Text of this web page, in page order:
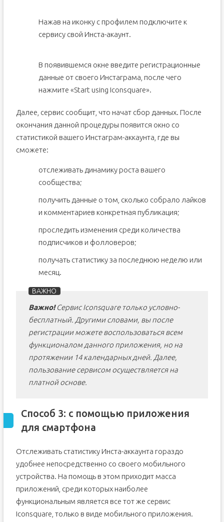
Нажав на иконку с профилем подключите к
сервису свой Инста-акаунт.
В появившемся окне введите регистрационные
данные от своего Инстаграма, после чего
нажмите «Start using Iconsquare».
Далее, сервис сообщит, что начат сбор данных. После
окончания данной процедуры появится окно со
статистикой вашего Инстаграм-аккаунта, где вы
сможете:
отслеживать динамику роста вашего
сообщества;
получить данные о том, сколько собрало лайков
и комментариев конкретная публикация;
проследить изменения среди количества
подписчиков и фолловеров;
получать статистику за последнюю неделю или
месяц.
Важно!Сервис Iconsquare только условно-
бесплатный. Другими словами, вы после
регистрации можете воспользоваться всем
функционалом данного приложения, но на
протяжении 14 календарных дней. Далее,
пользование сервисом осуществляется на
платной основе.
Способ 3: с помощью приложения
для смартфона
Отслеживать статистику Инста-аккаунта гораздо
удобнее непосредственно со своего мобильного
устройства. На помощь в этом приходит масса
приложений, среди которых наиболее
функциональным является все тот же сервис
Iconsquare, только в виде мобильного приложения.